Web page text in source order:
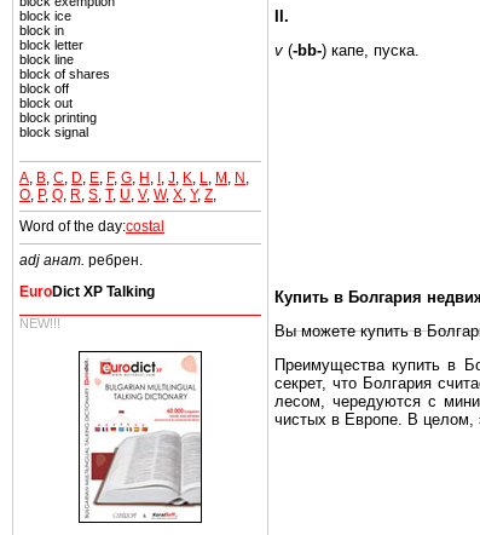
block ice
block in
block letter
block line
block of shares
block off
block out
block printing
block signal
A B C D E F, G H I J K L M N
O P, Q R S T, U V, W, X Y, Z
Word of the day:costal
adj анат. ребрен.
EuroDict XP Talking
NEW!!!
II.
v (-bb-) капе, пуска.
Купить в Болгария
Вы можете купить в
Преимущества купить в
секрет, что Болгария
лесом, чередуются с
чистых в Европе. В целом,
Еще одно существенное